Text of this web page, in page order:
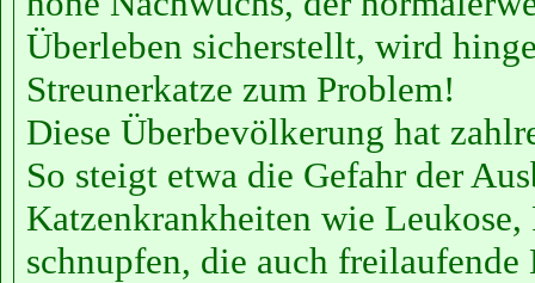
Überleben sicherstellt, wird
Streunerkatze zum Problem!
Diese Überbevölkerung hat
So steigt etwa die Gefahr der
Katzenkrankheiten wie Leukose,
schnupfen, die auch freilaufende